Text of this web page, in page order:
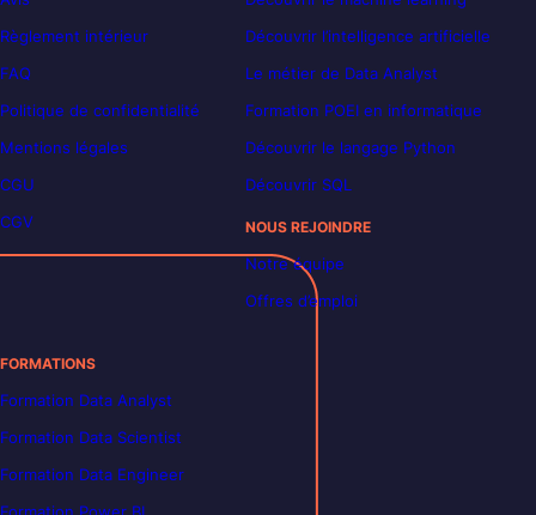
Règlement intérieur
FAQ
Politique de confidentialité
Mentions légales
CGU
CGV
Découvrir l’intelligence artificielle
Le métier de Data Analyst
Formation POEI en informatique
Découvrir le langage Python
Découvrir SQL
NOUS REJOINDRE
Notre équipe
Offres d’emploi
FORMATIONS
Formation Data Analyst
Formation Data Scientist
Formation Data Engineer
Formation Power BI